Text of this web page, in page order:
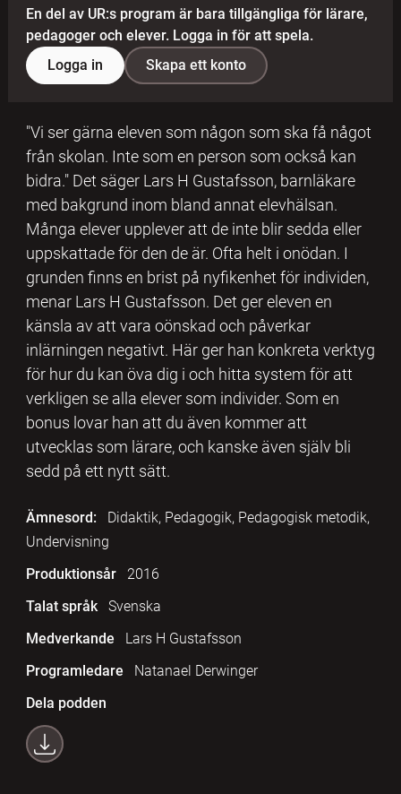
En del av UR:s program är bara tillgängliga för lärare,
pedagoger och elever. Logga in för att spela.
Logga in
Skapa ett konto
"Vi ser gärna eleven som någon som ska få något
från skolan. Inte som en person som också kan
bidra." Det säger Lars H Gustafsson, barnläkare
med bakgrund inom bland annat elevhälsan.
Många elever upplever att de inte blir sedda eller
uppskattade för den de är. Ofta helt i onödan. I
grunden finns en brist på nyfikenhet för individen,
menar Lars H Gustafsson. Det ger eleven en
känsla av att vara oönskad och påverkar
inlärningen negativt. Här ger han konkreta verktyg
för hur du kan öva dig i och hitta system för att
verkligen se alla elever som individer. Som en
bonus lovar han att du även kommer att
utvecklas som lärare, och kanske även själv bli
sedd på ett nytt sätt.
Ämnesord:
Didaktik, Pedagogik, Pedagogisk metodik,
Undervisning
Produktionsår
2016
Talat språk
Svenska
Medverkande
Lars H Gustafsson
Programledare
Natanael Derwinger
Dela podden